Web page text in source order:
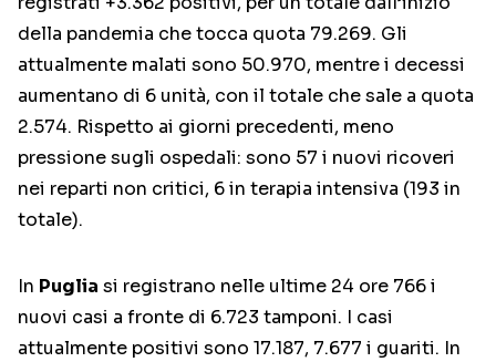
della pandemia che tocca quota 79.269. Gli
attualmente malati sono 50.970, mentre i decessi
aumentano di 6 unità, con il totale che sale a quota
2.574. Rispetto ai giorni precedenti, meno
pressione sugli ospedali: sono 57 i nuovi ricoveri
nei reparti non critici, 6 in terapia intensiva (193 in
totale).
In Puglia si registrano nelle ultime 24 ore 766 i
nuovi casi a fronte di 6.723 tamponi. I casi
attualmente positivi sono 17.187, 7.677 i guariti. In